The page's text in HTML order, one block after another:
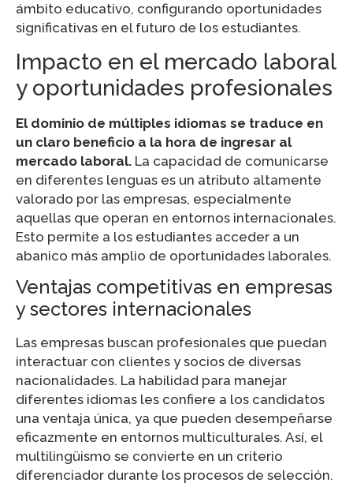
ámbito educativo, configurando oportunidades
significativas en el futuro de los estudiantes.
Impacto en el mercado laboral
y oportunidades profesionales
El dominio de múltiples idiomas se traduce en
un claro beneficio a la hora de ingresar al
mercado laboral. La capacidad de comunicarse
en diferentes lenguas es un atributo altamente
valorado por las empresas, especialmente
aquellas que operan en entornos internacionales.
Esto permite a los estudiantes acceder a un
abanico más amplio de oportunidades laborales.
Ventajas competitivas en empresas
y sectores internacionales
Las empresas buscan profesionales que puedan
interactuar con clientes y socios de diversas
nacionalidades. La habilidad para manejar
diferentes idiomas les confiere a los candidatos
una ventaja única, ya que pueden desempeñarse
eficazmente en entornos multiculturales. Así, el
multilingüismo se convierte en un criterio
diferenciador durante los procesos de selección.